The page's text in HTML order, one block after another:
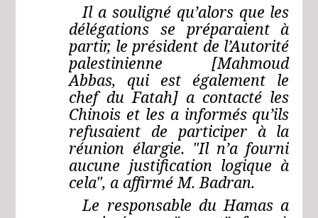
Il a souligné qu’alors que les
délégations se préparaient à
partir, le président de l’Autorité
palestinienne [Mahmoud
Abbas, qui est également le
chef du Fatah] a contacté les
Chinois et les a informés qu’ils
refusaient de participer à la
réunion élargie. "Il n’a fourni
aucune justification logique à
cela", a affirmé M. Badran.
Le responsable du Hamas a